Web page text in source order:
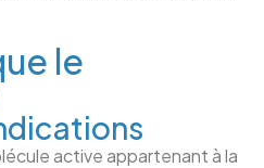
le
active appartenant à la